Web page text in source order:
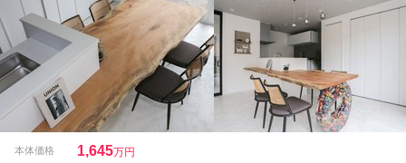
本体価格 1,645万円